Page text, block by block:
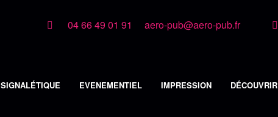
04 66 49 01 91 aero-pub@aero-pub.fr
SIGNALÉTIQUE EVENEMENTIEL IMPRESSION DÉCOUVRIR